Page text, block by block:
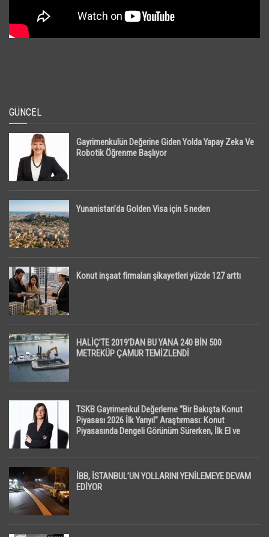
GÜNCEL
Gayrimenkulün Değerine Giden Yolda Yapay Zeka Ve
Robotik Öğrenme Başlıyor
Yunanistan’da Golden Visa için 5 neden
Konut inşaat firmaları şikayetleri yüzde 127 arttı
HALİÇ’TE 2019’DAN BU YANA 240 BİN 500
METREKÜP ÇAMUR TEMİZLENDİ
TSKB Gayrimenkul Değerleme “Bir Bakışta Konut
Piyasası 2026 İlk Yarıyıl” Araştırması: Konut
Piyasasında Dengeli Görünüm Sürerken, İlk El ve
İBB, İSTANBUL’UN YOLLARINI YENİLEMEYE DEVAM
EDİYOR